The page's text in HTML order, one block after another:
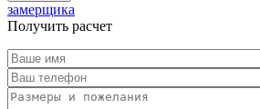
замерщика
Получить расчет